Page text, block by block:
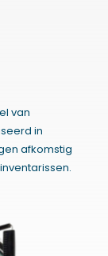
van
in
afkomstig